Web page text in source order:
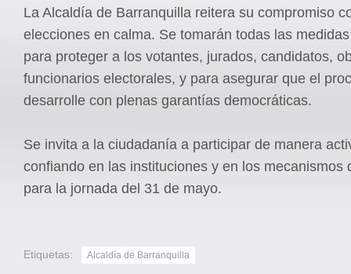
La Alcaldía de Barranquilla reitera su compromiso
elecciones en calma. Se tomarán todas las
para proteger a los votantes, jurados, candidatos,
funcionarios electorales, y para asegurar que el
desarrolle con plenas garantías democráticas.
Se invita a la ciudadanía a participar de manera
confiando en las instituciones y en los mecanismos
para la jornada del 31 de mayo.
Etiquetas: Alcaldía de Barranquilla